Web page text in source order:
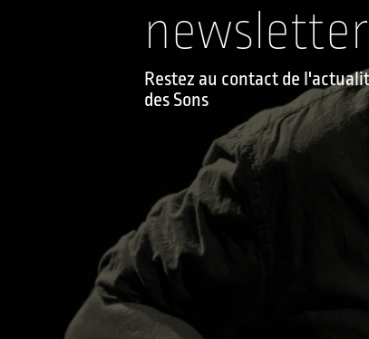
newsletter
Restez au contact de
des Sons